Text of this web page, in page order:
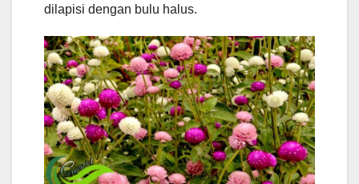
dilapisi dengan bulu halus.